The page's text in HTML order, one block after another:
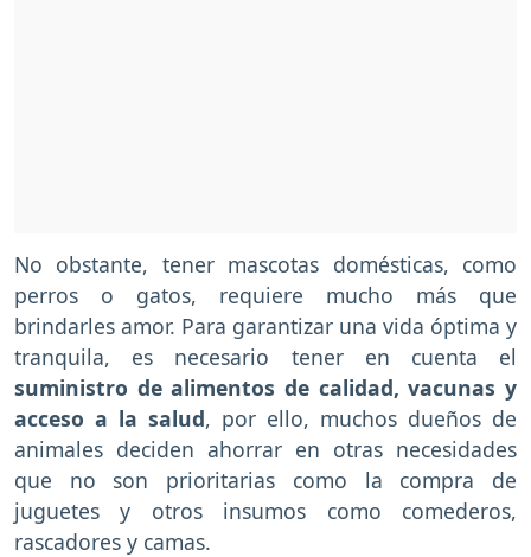
No obstante, tener mascotas domésticas, como
perros o gatos, requiere mucho más que
brindarles amor. Para garantizar una vida óptima y
tranquila, es necesario tener en cuenta el
suministro de alimentos de calidad, vacunas y
acceso a la salud, por ello, muchos dueños de
animales deciden ahorrar en otras necesidades
que no son prioritarias como la compra de
juguetes y otros insumos como comederos,
rascadores y camas.